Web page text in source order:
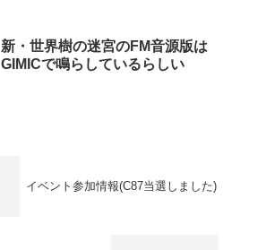
新・世界樹の迷宮のFM音源版は
GIMICで鳴らしているらしい
イベント参加情報(C87当選しました)